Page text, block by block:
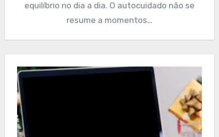
equilíbrio no dia a dia. O autocuidado não se
resume a momentos…